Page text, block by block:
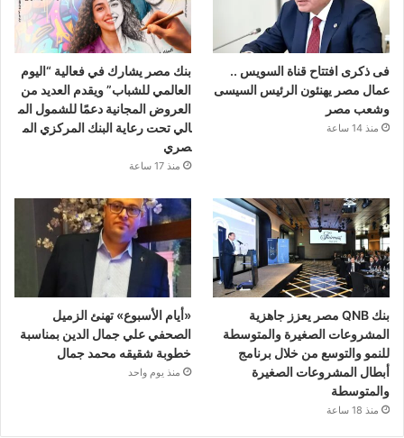
فى ذكرى افتتاح قناة السويس ..
عمال مصر يهنئون الرئيس السيسى
وشعب مصر
منذ 14 ساعة
بنك مصر يشارك في فعالية “اليوم
العالمي للشباب” ويقدم العديد من
العروض المجانية دعمًا للشمول الم
الي تحت رعاية البنك المركزي الم
صري
منذ 17 ساعة
بنك QNB مصر يعزز جاهزية
المشروعات الصغيرة والمتوسطة
للنمو والتوسع من خلال برنامج
أبطال المشروعات الصغيرة
والمتوسطة
منذ 18 ساعة
«أيام الأسبوع» تهنئ الزميل
الصحفي علي جمال الدين بمناسبة
خطوبة شقيقه محمد جمال
منذ يوم واحد